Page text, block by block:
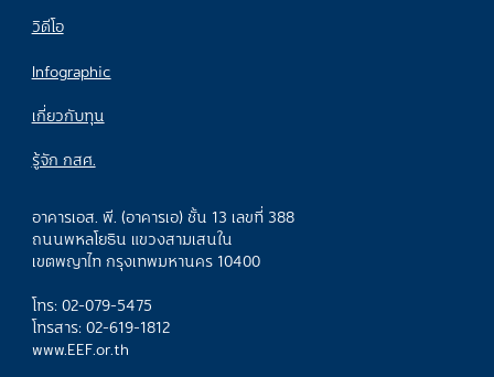
วิดีโอ
Infographic
เกี่ยวกับทุน
รู้จัก กสศ.
อาคารเอส. พี. (อาคารเอ) ชั้น 13 เลขที่ 388
ถนนพหลโยธิน แขวงสามเสนใน
เขตพญาไท กรุงเทพมหานคร 10400
โทร: 02-079-5475
โทรสาร: 02-619-1812
www.EEF.or.th